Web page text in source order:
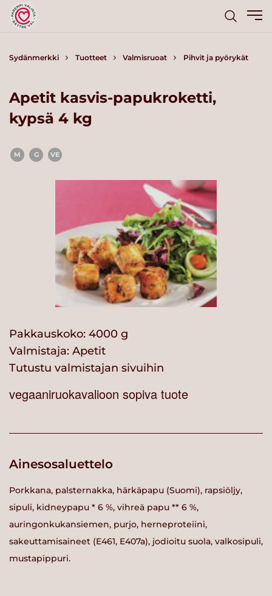
Sydänmerkki Tuotteet Valmisruoat Pihvit ja pyörykät
Apetit kasvis-papukroketti,
kypsä 4 kg
M G VE
Pakkauskoko: 4000 g
Valmistaja: Apetit
Tutustu valmistajan sivuihin
vegaaniruokavalioon sopiva tuote
Ainesosaluettelo
Porkkana, palsternakka, härkäpapu (Suomi), rapsiöljy,
sipuli, kidneypapu * 6 %, vihreä papu ** 6 %,
auringonkukansiemen, purjo, herneproteiini,
sakeuttamisaineet (E461, E407a), jodioitu suola, valkosipuli,
mustapippuri.